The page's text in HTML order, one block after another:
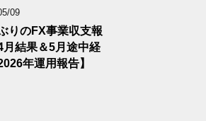
09
りのFX事業収支報
月結果＆5月途中経
年運用報告】